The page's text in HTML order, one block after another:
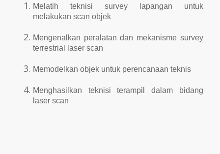
Melatih teknisi survey lapangan untuk
melakukan scan objek
Mengenalkan peralatan dan mekanisme survey
terrestrial laser scan
Memodelkan objek untuk perencanaan teknis
Menghasilkan teknisi terampil dalam bidang
laser scan